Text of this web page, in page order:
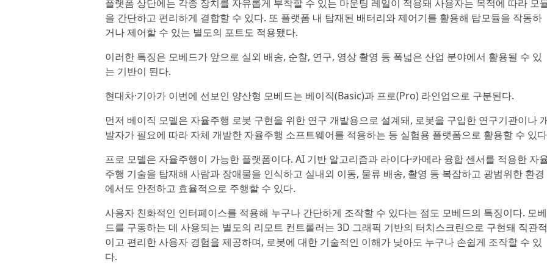
플랫폼 상단에는 각종 장치를 자유롭게 부착할 수 있는 마운팅 레일이 적용돼 사용자는 목적에 따라 모
을 간단하고 편리하게 결합할 수 있다. 또 플랫폼 내 탑재된 배터리와 제어기를 활용해 탑모듈을 작동하
거나 제어할 수 있는 별도의 포트도 적용됐다.
이러한 특징은 모베드가 앞으로 실외 배송, 순찰, 연구, 영상 촬영 등 폭넓은 산업 분야에서 활용될 수 있
는 기반이 된다.
현대차·기아가 이번에 선보인 양산형 모베드는 베이직(Basic)과 프로(Pro) 라인업으로 구분된다.
먼저 베이직 모델은 자율주행 로봇 구현을 위한 연구 개발용으로 설계돼, 로봇을 구입한 연구기관이나
발자가 필요에 따라 자체 개발한 자율주행 소프트웨어를 적용하는 등 실험용 플랫폼으로 활용할 수 있
프로 모델은 자율주행이 가능한 플랫폼이다. AI 기반 알고리즘과 라이다·카메라 융합 센서를 적용한 자
주행 기술을 탑재해 사람과 장애물을 인식하고 실내외 이동, 물류 배송, 촬영 등 복잡하고 광범위한 환경
에서도 안전하고 효율적으로 주행할 수 있다.
사용자 친화적인 인터페이스를 적용해 누구나 간단하게 조작할 수 있다는 점도 모베드의 특징이다. 모베
드를 구동하는 데 사용되는 별도의 리모트 컨트롤러는 3D 그래픽 기반의 터치스크린으로 구현돼 직관적
이고 편리한 사용자 경험을 제공하며, 로봇에 대한 기술적인 이해가 낮아도 누구나 손쉽게 조작할 수 있
다.